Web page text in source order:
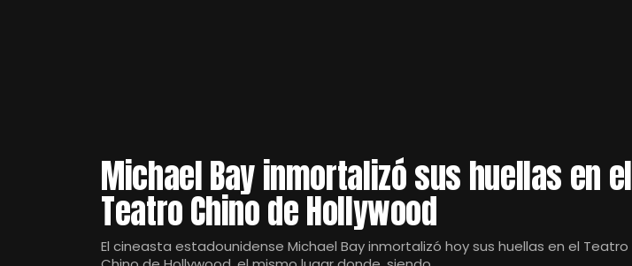
Michael Bay inmortalizó sus huellas en el
Teatro Chino de Hollywood
El cineasta estadounidense Michael Bay inmortalizó hoy sus huellas en el Teatro